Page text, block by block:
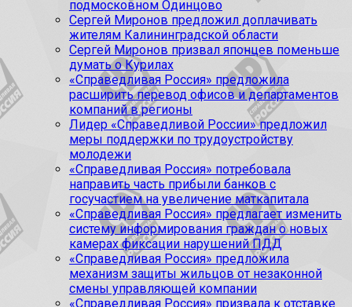
подмосковном Одинцово
Сергей Миронов предложил доплачивать
жителям Калининградской области
Сергей Миронов призвал японцев поменьше
думать о Курилах
«Справедливая Россия» предложила
расширить перевод офисов и департаментов
компаний в регионы
Лидер «Справедливой России» предложил
меры поддержки по трудоустройству
молодежи
«Справедливая Россия» потребовала
направить часть прибыли банков с
госучастием на увеличение маткапитала
«Справедливая Россия» предлагает изменить
систему информирования граждан о новых
камерах фиксации нарушений ПДД
«Справедливая Россия» предложила
механизм защиты жильцов от незаконной
смены управляющей компании
«Справедливая Россия» призвала к отставке